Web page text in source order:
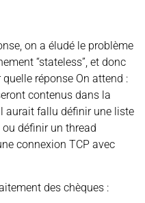
on a éludé le problème
“stateless”, et donc
réponse On attend :
contenus dans la
aurait fallu définir une liste
définir un thread
connexion TCP avec
des chèques :